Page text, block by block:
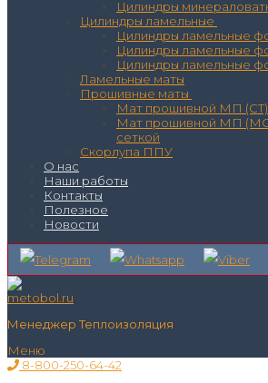
Цилиндры
Цилиндры ламельные
Цилиндры ламельные
Цилиндры ламельные
Цилиндры ламельные
Ламельные маты
Прошивные маты
Мат прошивной МП (СТ)
Мат прошивной МП
сеткой
Скорлупа ППУ
О нас
Наши работы
Контакты
Полезное
Новости
Менеджер Теплоизоляция
Меню
8-800-250-64-42